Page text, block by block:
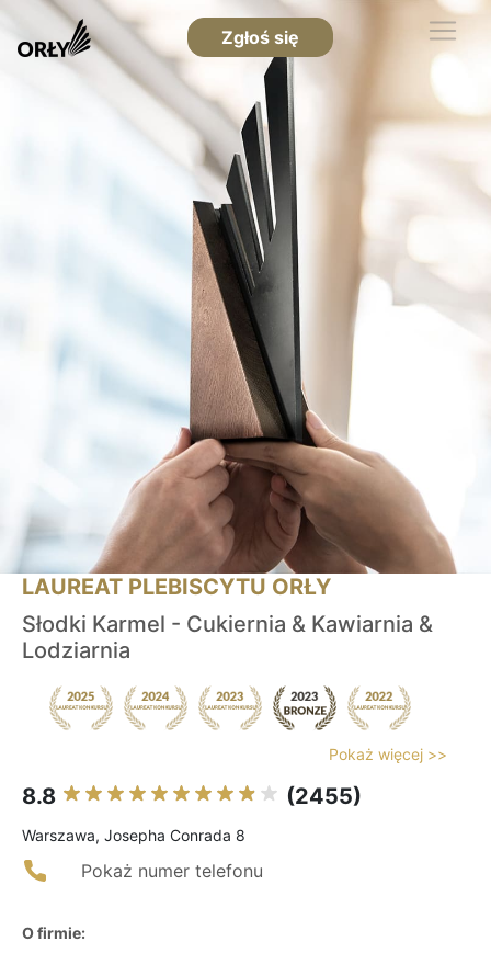
Zgłoś się
LAUREAT PLEBISCYTU ORŁY
Słodki Karmel - Cukiernia & Kawiarnia &
Lodziarnia
Pokaż więcej >>
8.8 (2455)
Warszawa, Josepha Conrada 8
Pokaż numer telefonu
O firmie: